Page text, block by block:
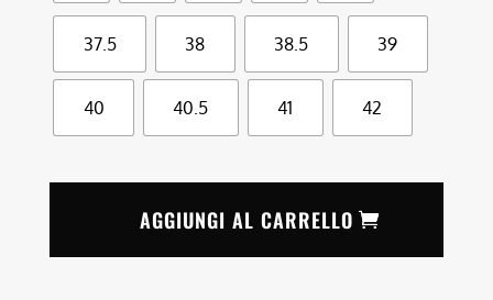
37.5 38 38.5 39
40 40.5 41 42
AGGIUNGI AL CARRELLO